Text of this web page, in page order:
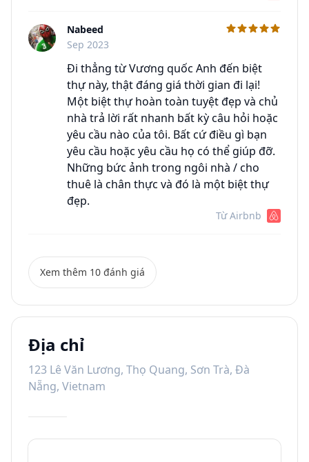
C
Nabeed
Sep 2023
Đi thẳng từ Vương quốc Anh đến biệt
thự này, thật đáng giá thời gian đi lại!
Một biệt thự hoàn toàn tuyệt đẹp và chủ
nhà trả lời rất nhanh bất kỳ câu hỏi hoặc
yêu cầu nào của tôi. Bất cứ điều gì bạn
yêu cầu hoặc yêu cầu họ có thể giúp đỡ.
Những bức ảnh trong ngôi nhà / cho
thuê là chân thực và đó là một biệt thự
đẹp.
Từ Airbnb
Xem thêm 10 đánh giá
Địa chỉ
123 Lê Văn Lương, Thọ Quang, Sơn Trà, Đà
Nẵng, Vietnam